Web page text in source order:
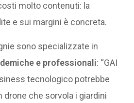
molto contenuti: la
e sui margini è concreta.
sono specializzate in
e professionali: “GAI
tecnologico potrebbe
che sorvola i giardini